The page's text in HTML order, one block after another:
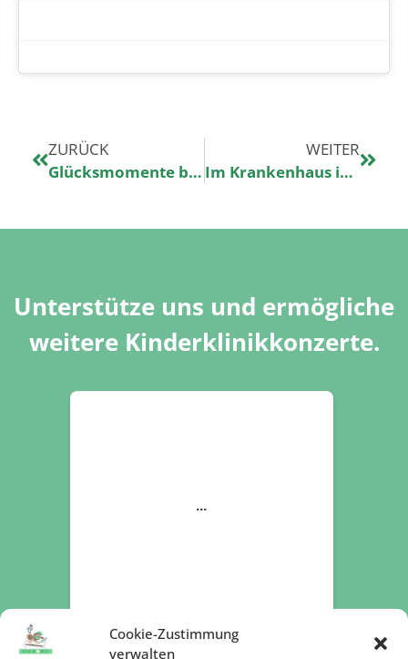
Cookie-Zustimmung
verwalten
ZURÜCK
Glücksmomente beim Kinderklinikkonzert in Paderborn
WEITER
Im Krankenhaus ist immer jemand wach für uns
Unterstütze uns und ermögliche
weitere Kinderklinikkonzerte.